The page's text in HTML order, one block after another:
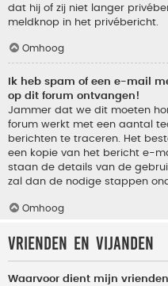
dat hij of zij niet langer
meldknop in het privébericht.
Omhoog
Ik heb spam of een e-mail
op dit forum ontvangen!
Jammer dat we dit moeten
forum werkt met een aantal
berichten te traceren. Het
een kopie van het bericht e-
staan de details van de
zal dan de nodige stappen
Omhoog
Vrienden en vijanden
Waarvoor dient mijn